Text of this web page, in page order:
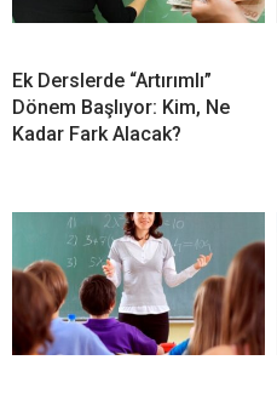
Ek Derslerde “Artırımlı”
Dönem Başlıyor: Kim, Ne
Kadar Fark Alacak?